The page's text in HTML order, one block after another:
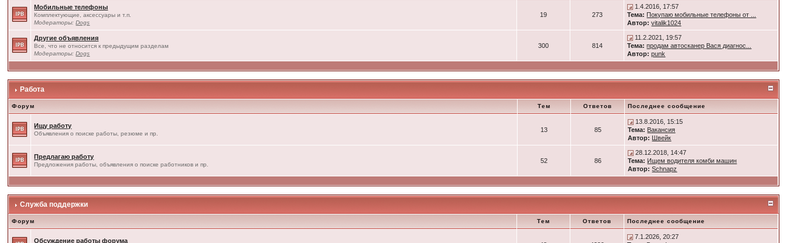
Мобильные телефоны
Комплектующие, аксессуары и т.п.
Модераторы:Dogs
19 273
1.4.2016, 17:57
Тема: Покупаю мобильные телефоны от ...
Автор: vitalik1024
Другие объявления
Все, что не относится к предыдущим разделам
Модераторы:Dogs
300 814
11.2.2021, 19:57
Тема: продам автосканер Вася диагнос...
Автор: punk
Работа
Форум Тем Ответов Последнее сообщение
Ищу работу
Объявления о поиске работы, резюме и пр.
13 85
13.8.2016, 15:15
Тема: Вакансия
Автор: Швейк
Предлагаю работу
Предложения работы, объявления о поиске работников и пр.
52 86
28.12.2018, 14:47
Тема: Ищем водителя комби машин
Автор: Schnapz
Служба поддержки
Форум Тем Ответов Последнее сообщение
Обсуждение работы форума
7.1.2026, 20:27